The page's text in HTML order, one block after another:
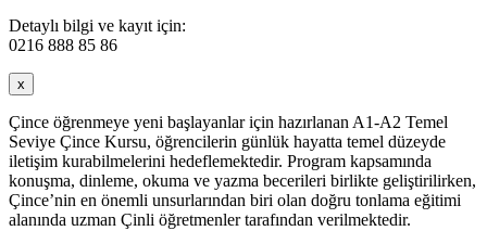
Detaylı bilgi ve kayıt için:
0216 888 85 86
x
Çince öğrenmeye yeni başlayanlar için hazırlanan A1-A2 Temel
Seviye Çince Kursu, öğrencilerin günlük hayatta temel düzeyde
iletişim kurabilmelerini hedeflemektedir. Program kapsamında
konuşma, dinleme, okuma ve yazma becerileri birlikte geliştirilirken,
Çince’nin en önemli unsurlarından biri olan doğru tonlama eğitimi
alanında uzman Çinli öğretmenler tarafından verilmektedir.